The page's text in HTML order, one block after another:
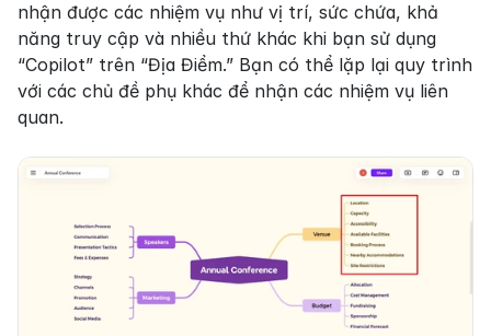
nhận được các nhiệm vụ như vị trí, sức chứa, khả
năng truy cập và nhiều thứ khác khi bạn sử dụng
“Copilot” trên “Địa Điểm.” Bạn có thể lặp lại quy trình
với các chủ đề phụ khác để nhận các nhiệm vụ liên
quan.